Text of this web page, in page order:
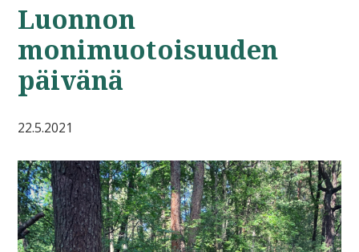
Luonnon
monimuotoisuuden
päivänä
22.5.2021